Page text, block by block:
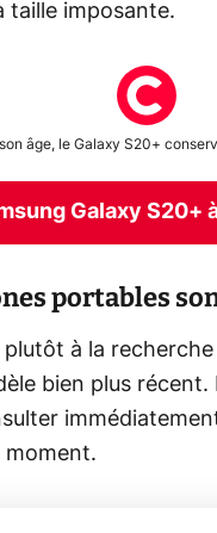
taille imposante.
âge, le Galaxy S20+
Galaxy S20+
portables
plutôt à la
bien plus récent.
moment.